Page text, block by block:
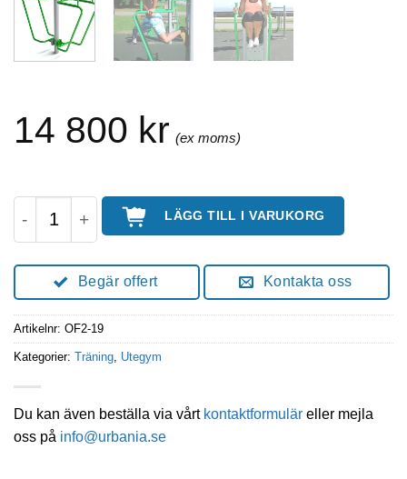
14 800 kr
Double Legs Raise – utegym mängd
LÄGG TILL I VARUKORG
Begär offert Kontakta oss
Artikelnr: OF2-19
Kategorier: Träning Utegym
Du kan även beställa via vårt kontaktformulär eller mejla
oss på info@urbania.se